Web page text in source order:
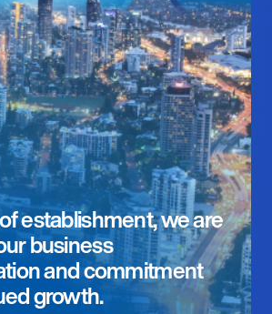
establishment, we are
business
and commitment
growth.